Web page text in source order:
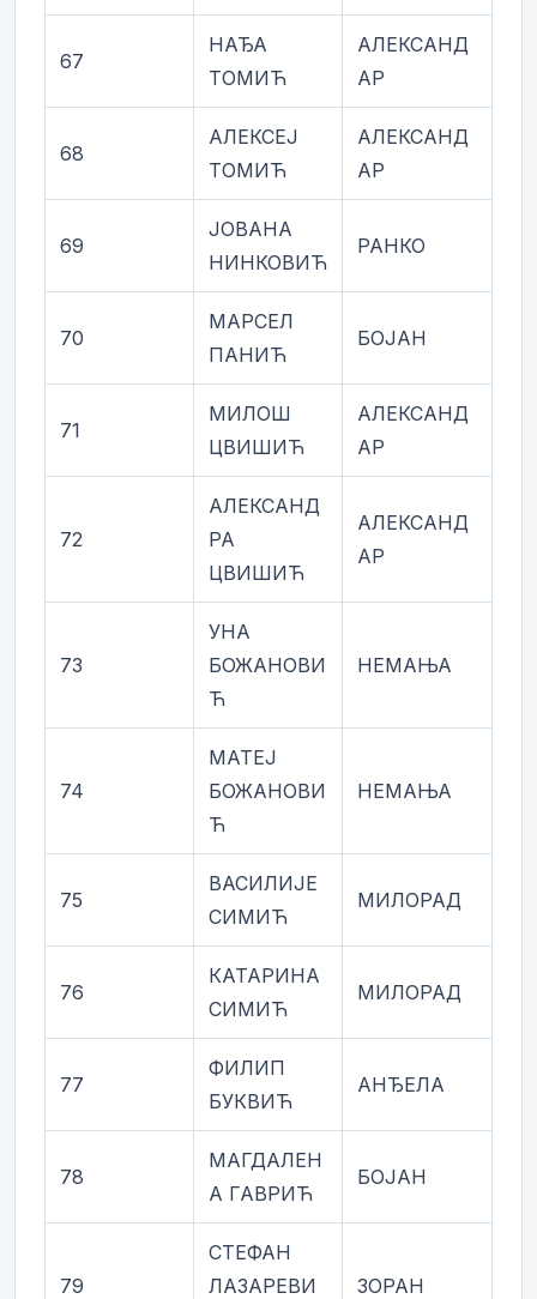
67
НАЂА
ТОМИЋ
АЛЕКСАНД
АР
68
АЛЕКСЕЈ
ТОМИЋ
АЛЕКСАНД
АР
69
ЈОВАНА
НИНКОВИЋ
РАНКО
70
МАРСЕЛ
ПАНИЋ
БОЈАН
71
МИЛОШ
ЦВИШИЋ
АЛЕКСАНД
АР
72
АЛЕКСАНД
РА
ЦВИШИЋ
АЛЕКСАНД
АР
73
УНА
БОЖАНОВИ
Ћ
НЕМАЊА
74
МАТЕЈ
БОЖАНОВИ
Ћ
НЕМАЊА
75
ВАСИЛИЈЕ
СИМИЋ
МИЛОРАД
76
КАТАРИНА
СИМИЋ
МИЛОРАД
77
ФИЛИП
БУКВИЋ
АНЂЕЛА
78
МАГДАЛЕН
А ГАВРИЋ
БОЈАН
79
СТЕФАН
ЛАЗАРЕВИ
ЗОРАН